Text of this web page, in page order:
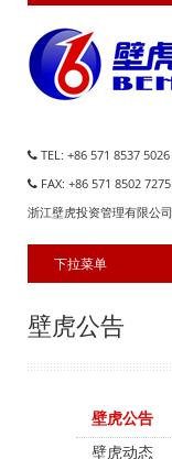
TEL: +86 571 8537 5026
FAX: +86 571 8502 7275
浙江壁虎投资管理有限公司
壁虎公告
壁虎公告
壁虎动态